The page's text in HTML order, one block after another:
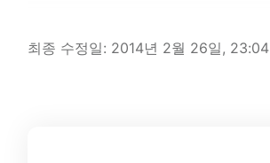
최종 수정일: 2014년 2월 26일, 23:04